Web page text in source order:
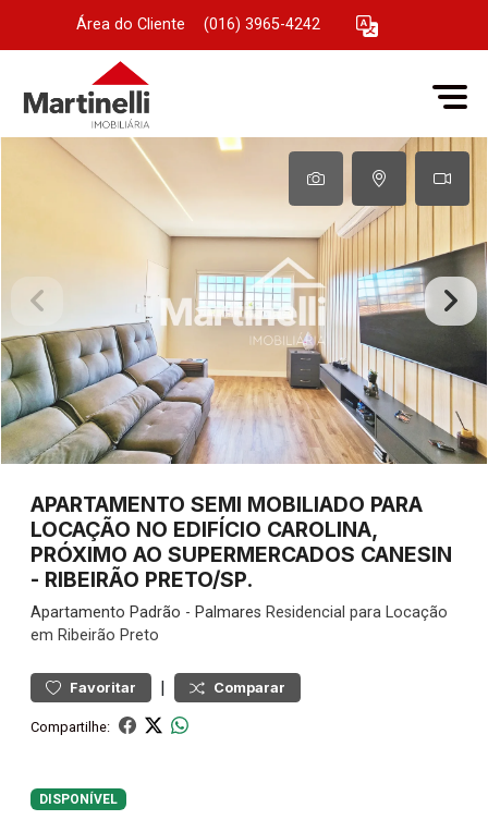
Área do Cliente (016) 3965-4242
APARTAMENTO SEMI MOBILIADO PARA
LOCAÇÃO NO EDIFÍCIO CAROLINA,
PRÓXIMO AO SUPERMERCADOS CANESIN
- RIBEIRÃO PRETO/SP.
Apartamento Padrão - Palmares Residencial para Locação
em Ribeirão Preto
Favoritar | Comparar
Compartilhe:
DISPONÍVEL